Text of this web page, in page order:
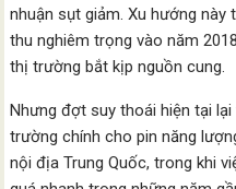
nhuận sụt giảm. Xu hướng
thu nghiêm trọng vào năm
thị trường bắt kịp nguồn cung.
Nhưng đợt suy thoái hiện tại
trường chính cho pin năng
nội địa Trung Quốc, trong khi